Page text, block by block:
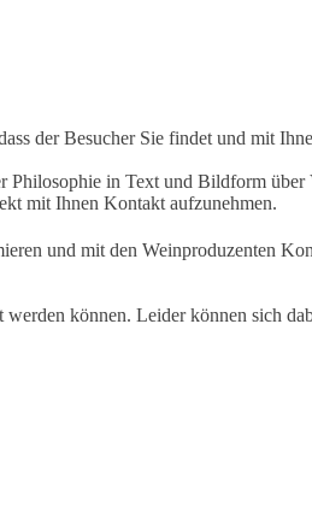
der Besucher Sie findet und mit
in Text und Bildform
mit Ihnen Kontakt aufzunehmen.
und mit den Weinproduzenten
können. Leider können sich